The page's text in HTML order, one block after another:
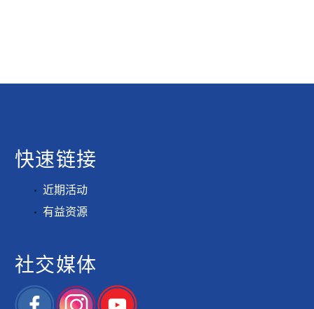
快速链接
近期活动
有益资源
社交媒体